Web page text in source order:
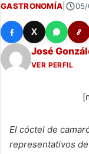
GASTRONOMÍA
X
José
VER PERFIL
El cóctel de
representativos